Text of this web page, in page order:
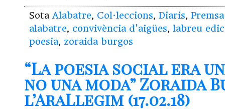
Sota Alabatre, Col·leccions, Diaris, Premsa
alabatre, convivència d'aigües, labreu
poesia, zoraida burgos
“La poesia social era
no una moda” Zoraida
l’AraLlegim (17.02.18)